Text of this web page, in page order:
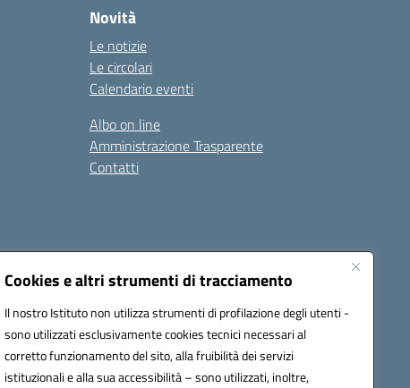
Cookies e altri strumenti di tracciamento
Il nostro Istituto non utilizza strumenti di profilazione degli utenti -
sono utilizzati esclusivamente cookies tecnici necessari al
corretto funzionamento del sito, alla fruibilità dei servizi
istituzionali e alla sua accessibilità – sono utilizzati, inoltre,
Novità
Le notizie
Le circolari
Calendario eventi
Albo on line
Amministrazione Trasparente
Contatti